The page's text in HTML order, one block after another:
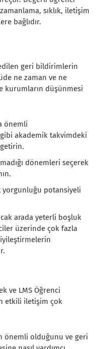
sıklık, iletişim
bağlıdır.
geri bildirimlerin
ne zaman ve ne
kurumların düşünmesi
önemli
akademik takvimdeki
dönemleri seçerek
yorgunluğu potansiyeli
arada yeterli boşluk
üzerinde çok fazla
ve LMS Öğrenci
etkili iletişim çok
önemli olduğunu ve geri